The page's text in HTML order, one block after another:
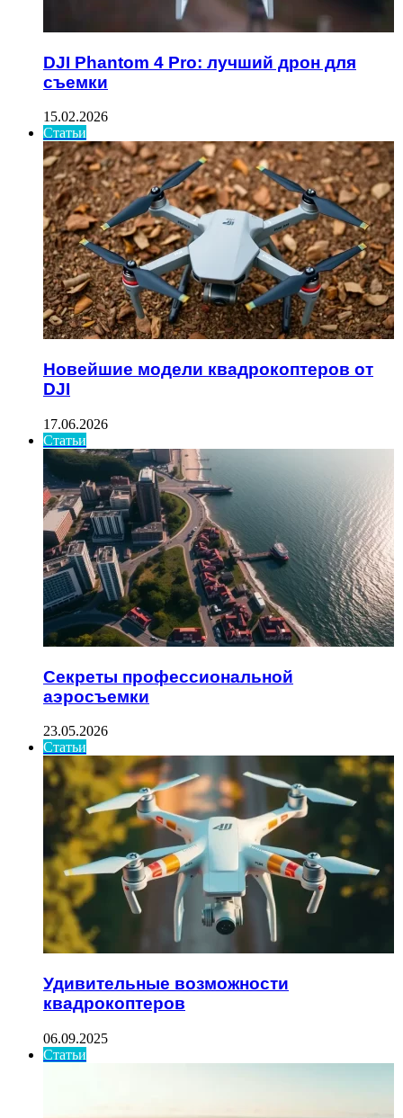
DJI Phantom 4 Pro: лучший дрон для
съемки
15.02.2026
Статьи
Новейшие модели квадрокоптеров от
DJI
17.06.2026
Статьи
Секреты профессиональной
аэросъемки
23.05.2026
Статьи
Удивительные возможности
квадрокоптеров
06.09.2025
Статьи